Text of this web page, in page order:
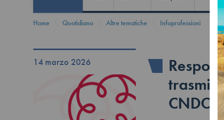
Home Quotidiano Altre tematiche Infoprofessioni
14 marzo 2026